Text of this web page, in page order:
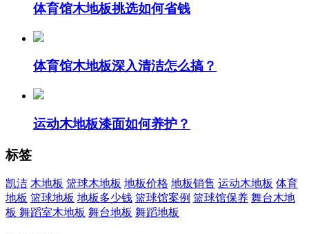
体育馆木地板挑选如何省钱
体育馆木地板深入清洁怎么搞？
运动木地板漆面如何养护？
标签
凯洁 木地板 篮球木地板 地板价格 地板销售 运动木地板 体育
地板 篮球地板 地板多少钱 篮球馆案例 篮球馆保养 舞台木地
板 舞蹈室木地板 舞台地板 舞蹈地板